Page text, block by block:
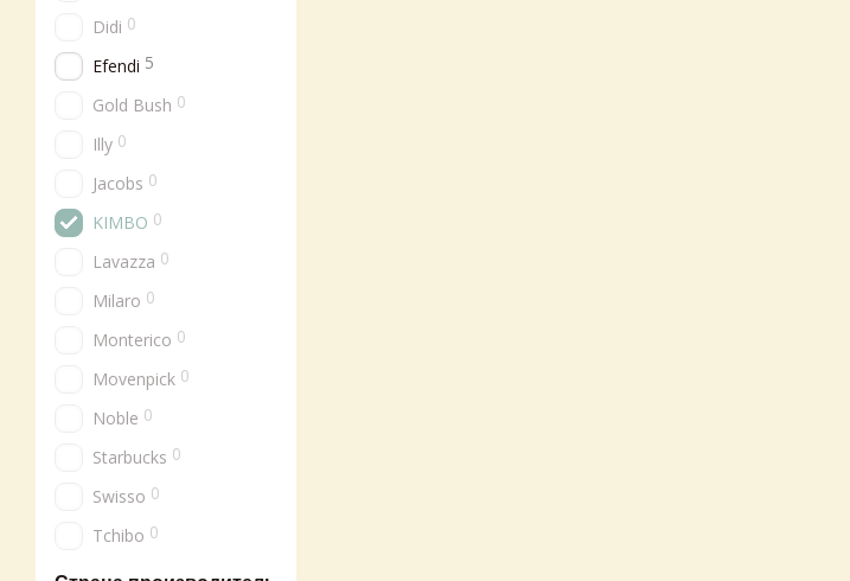
Didi 0
Efendi 5
Gold Bush 0
Illy 0
Jacobs 0
KIMBO 0
Lavazza 0
Milaro 0
Monterico 0
Movenpick 0
Noble 0
Starbucks 0
Swisso 0
Tchibo 0